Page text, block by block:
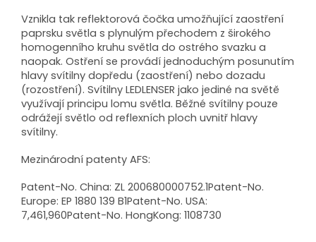
Vznikla tak reflektorová čočka umožňující zaostření
paprsku světla s plynulým přechodem z širokého
homogenního kruhu světla do ostrého svazku a
naopak. Ostření se provádí jednoduchým posunutím
hlavy svítilny dopředu (zaostření) nebo dozadu
(rozostření). Svítilny LEDLENSER jako jediné na světě
využívají principu lomu světla. Běžné svítilny pouze
odrážejí světlo od reflexních ploch uvnitř hlavy
svítilny.
Mezinárodní patenty AFS:
Patent-No. China: ZL 200680000752.1Patent-No.
Europe: EP 1880 139 B1Patent-No. USA:
7,461,960Patent-No. HongKong: 1108730